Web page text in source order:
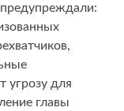
угрозу для
главы